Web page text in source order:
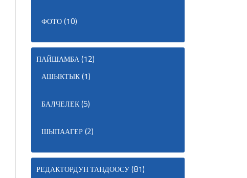
ФОТО(10)
ПАЙШАМБА(12)
АШЫКТЫК(1)
БАЛЧЕЛЕК(5)
ШЫПААГЕР(2)
РЕДАКТОРДУН ТАНДООСУ(81)